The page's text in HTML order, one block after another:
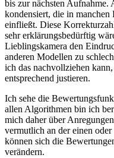
bis zur nächsten
kondensiert, die in
einfließt. Diese
sehr erklärungsbedürftig
Lieblingskamera den
anderen Modellen zu
ich das nachvollziehen
entsprechend justieren.
Ich sehe die
allen Algorithmen bin ich
mich daher über
vermutlich an der einen
können sich die
verändern.